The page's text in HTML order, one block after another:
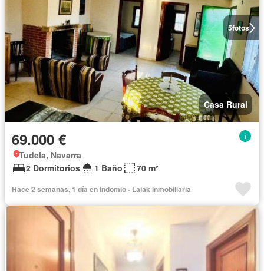
5fotos
Casa Rural
69.000 €
Tudela, Navarra
2 Dormitorios
1 Baño 70 m²
Hace 2 semanas, 1 día en Indomio - Laiak Inmobiliaria